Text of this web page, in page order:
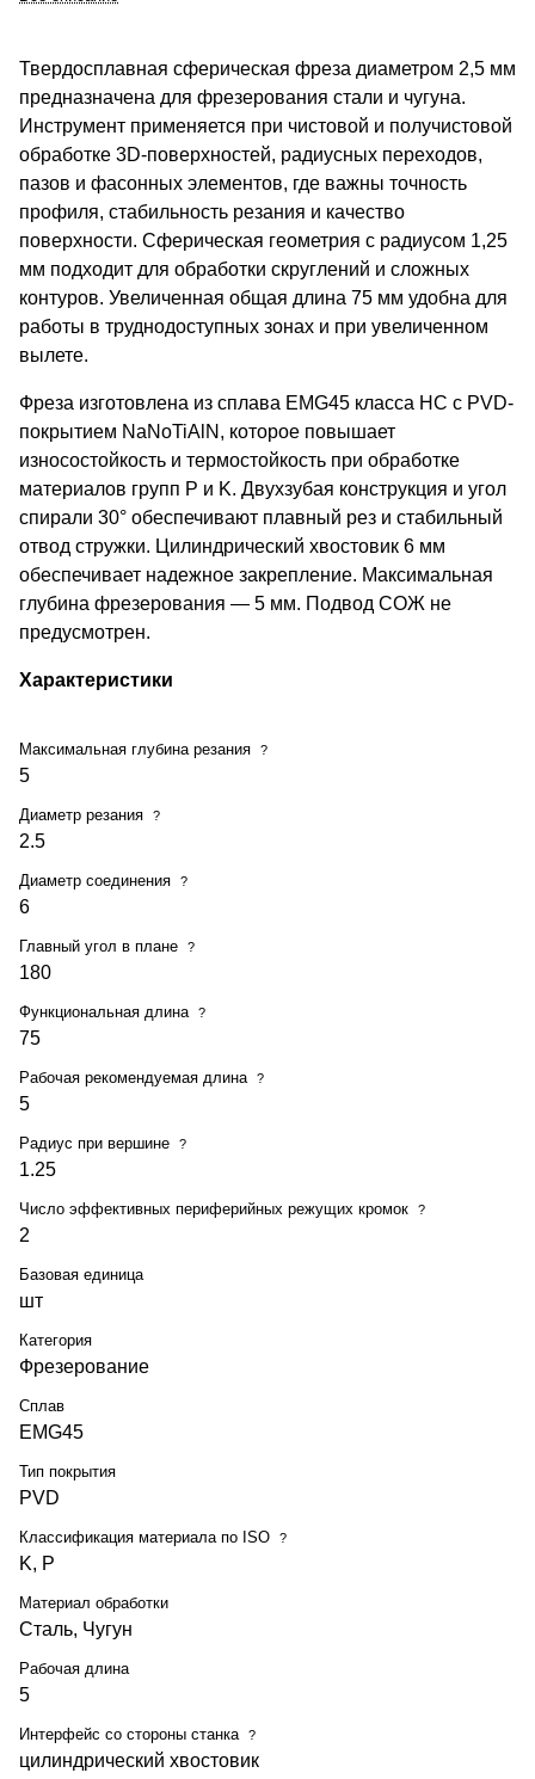
Твердосплавная сферическая фреза диаметром 2,5 мм
предназначена для фрезерования стали и чугуна.
Инструмент применяется при чистовой и получистовой
обработке 3D-поверхностей, радиусных переходов,
пазов и фасонных элементов, где важны точность
профиля, стабильность резания и качество
поверхности. Сферическая геометрия с радиусом 1,25
мм подходит для обработки скруглений и сложных
контуров. Увеличенная общая длина 75 мм удобна для
работы в труднодоступных зонах и при увеличенном
вылете.
Фреза изготовлена из сплава EMG45 класса HC с PVD-
покрытием NaNoTiAlN, которое повышает
износостойкость и термостойкость при обработке
материалов групп P и K. Двухзубая конструкция и угол
спирали 30° обеспечивают плавный рез и стабильный
отвод стружки. Цилиндрический хвостовик 6 мм
обеспечивает надежное закрепление. Максимальная
глубина фрезерования — 5 мм. Подвод СОЖ не
предусмотрен.
Характеристики
Максимальная глубина резания ?
5
Диаметр резания ?
2.5
Диаметр соединения ?
6
Главный угол в плане ?
180
Функциональная длина ?
75
Рабочая рекомендуемая длина ?
5
Радиус при вершине ?
1.25
Число эффективных периферийных режущих кромок ?
2
Базовая единица
шт
Категория
Фрезерование
Сплав
EMG45
Тип покрытия
PVD
Классификация материала по ISO ?
K, P
Материал обработки
Сталь, Чугун
Рабочая длина
5
Интерфейс со стороны станка ?
цилиндрический хвостовик